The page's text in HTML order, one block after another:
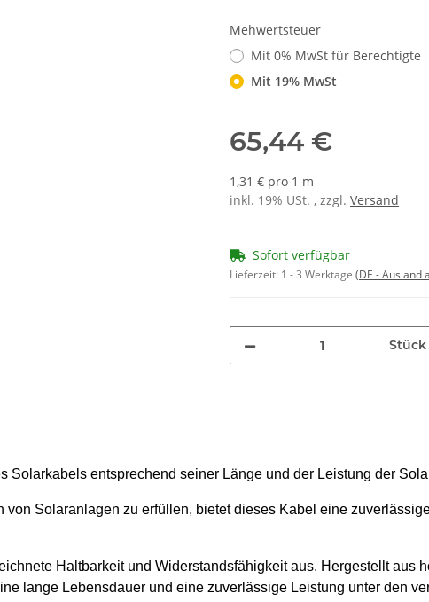
Mehwertsteuer
Mit 0% MwSt für Berechtigte
Mit 19% MwSt
65,44 €
1,31 € pro 1 m
inkl. 19% USt. , zzgl. Versand
Sofort verfügbar
Lieferzeit: 1 - 3 Werktage (DE - Ausland
Stück
Solarkabels entsprechend seiner Länge und der Leistung der
Solaranlagen zu erfüllen, bietet dieses Kabel eine
Haltbarkeit und Widerstandsfähigkeit aus. Hergestellt aus
lange Lebensdauer und eine zuverlässige Leistung unter den